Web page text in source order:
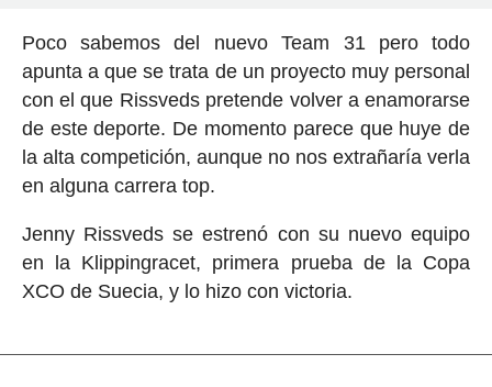
Poco sabemos del nuevo Team 31 pero todo
apunta a que se trata de un proyecto muy personal
con el que Rissveds pretende volver a enamorarse
de este deporte. De momento parece que huye de
la alta competición, aunque no nos extrañaría verla
en alguna carrera top.
Jenny Rissveds se estrenó con su nuevo equipo
en la Klippingracet, primera prueba de la Copa
XCO de Suecia, y lo hizo con victoria.